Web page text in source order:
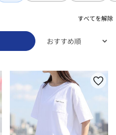
すべてを解除